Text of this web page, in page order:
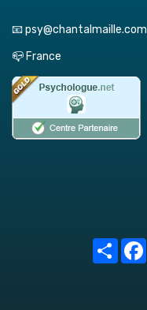
📧 psy@chantalmaille.com
📪 France
Share